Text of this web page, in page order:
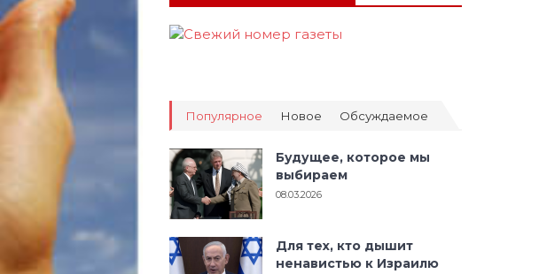
Популярное Новое Обсуждаемое
Будущее, которое мы
выбираем
08.03.2026
Для тех, кто дышит
ненавистью к Израилю